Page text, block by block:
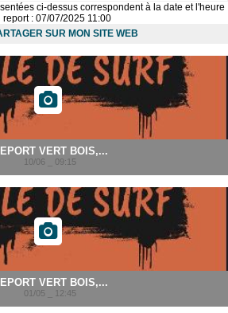
ci-dessus correspondent à la date et l'heure
report : 07/07/2025 11:00
SUR MON SITE WEB
VERT BOIS,...
10/06 _ 09:15
VERT BOIS,...
01/05 _ 12:45